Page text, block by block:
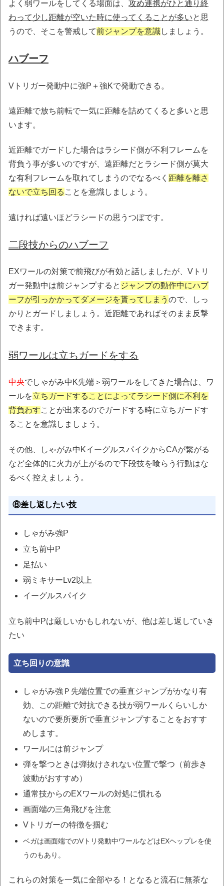
よく弱ワールをしてくる場面は、 攻め連携がひと通り終
わって少し距離が空いた時に使ってくることが多いと思
うので、そこを警戒して前ジャンプを意識しましょう。
ハブーフ
Vトリガー発動中に強P＋強Kで発動できる。
遠距離で放ち前転で一気に距離を詰めてくると多いと思
います。
近距離でガードした場合はラシード側が不利フレームを
背負う事が多いのですが、遠距離だとラシード側が莫大
な有利フレームを取れてしまうのでなるべく 距離を離さ
ないで立ち回る ことを意識しましょう。
遠ければ遠いほどラシードの思うつぼです。
二段技からのハブーフ
EXワールの対策で前飛びが有効と話しましたが、Vトリ
ガー発動中は前ジャンプすると ジャンプの動作中にハブ
ーフが引っかかってダメージを貰ってしまう ので、しっ
かりとガードしましょう。近距離であればそのまま反撃
できます。
弱ワールは立ちガードをする
中央でしゃがみ中K先端＞弱ワールをしてきた場合は、ワ
ールを立ちガードすることによってラシード側に不利を
背負わすことが出来るのでガードする時に立ちガードす
ることを意識しましょう。
その他、しゃがみ中KイーグルスパイクからCAが繋がる
など全体的に火力が上がるので下段技を喰らう行動はな
るべく控えましょう。
⑧差し返したい技
しゃがみ強P
立ち前中P
足払い
弱ミキサーLv2以上
イーグルスパイク
立ち前中Pは厳しいかもしれないが、他は差し返していき
たい
立ち回りの意識
しゃがみ強Ｐ先端位置での垂直ジャンプがかなり有
効、この距離で対抗できる技が弱ワールくらいしか
ないので要所要所で垂直ジャンプすることをおすす
めします。
ワールには前ジャンプ
弾を撃つときは弾抜けされない位置で撃つ（前歩き
波動がおすすめ）
通常技からのEXワールの対処に慣れる
画面端の三角飛びを注意
Vトリガーの特徴を掴む
ベガは画面端でのVトリ発動中ワールなどはEXヘップレを使
うのもあり。
これらの対策を一気に全部やる！となると流石に無茶な